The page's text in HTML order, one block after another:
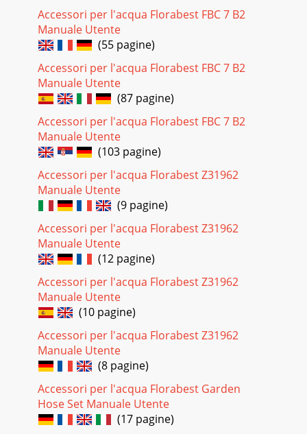
Accessori per l'acqua Florabest FBC 7 B2
Manuale Utente
(55 pagine)
Accessori per l'acqua Florabest FBC 7 B2
Manuale Utente
(87 pagine)
Accessori per l'acqua Florabest FBC 7 B2
Manuale Utente
(103 pagine)
Accessori per l'acqua Florabest Z31962
Manuale Utente
(9 pagine)
Accessori per l'acqua Florabest Z31962
Manuale Utente
(12 pagine)
Accessori per l'acqua Florabest Z31962
Manuale Utente
(10 pagine)
Accessori per l'acqua Florabest Z31962
Manuale Utente
(8 pagine)
Accessori per l'acqua Florabest Garden
Hose Set Manuale Utente
(17 pagine)